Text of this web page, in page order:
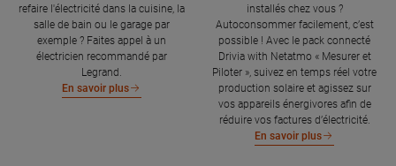
refaire l'électricité dans la cuisine, la
salle de bain ou le garage par
exemple ? Faites appel à un
électricien recommandé par
Legrand.
En savoir plus
installés chez vous ?
Autoconsommer facilement, c’est
possible ! Avec le pack connecté
Drivia with Netatmo « Mesurer et
Piloter », suivez en temps réel votre
production solaire et agissez sur
vos appareils énergivores afin de
réduire vos factures d’électricité.
En savoir plus